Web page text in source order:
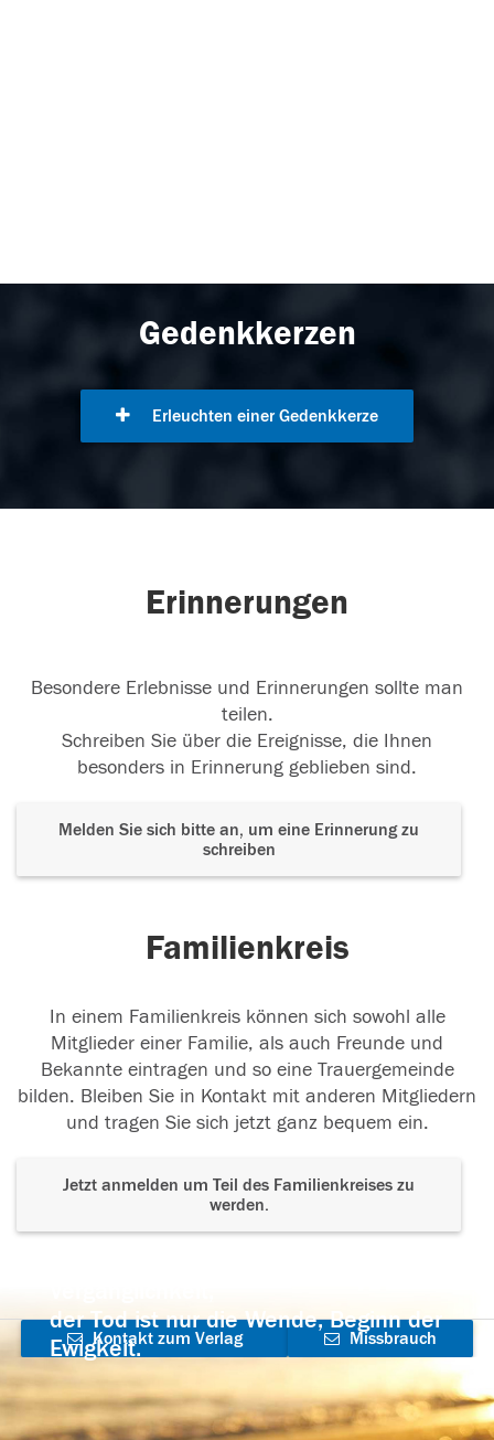
Gedenkkerzen
Erleuchten einer Gedenkkerze
Erinnerungen
Besondere Erlebnisse und Erinnerungen sollte man
teilen.
Schreiben Sie über die Ereignisse, die Ihnen
besonders in Erinnerung geblieben sind.
Melden Sie sich bitte an, um eine Erinnerung zu
schreiben
Familienkreis
In einem Familienkreis können sich sowohl alle
Mitglieder einer Familie, als auch Freunde und
Bekannte eintragen und so eine Trauergemeinde
bilden. Bleiben Sie in Kontakt mit anderen Mitgliedern
und tragen Sie sich jetzt ganz bequem ein.
Jetzt anmelden um Teil des Familienkreises zu
werden.
der Tod ist nur die Wende, Beginn der
Ewigkeit.
Kontakt zum Verlag
aufnehmen
Missbrauch